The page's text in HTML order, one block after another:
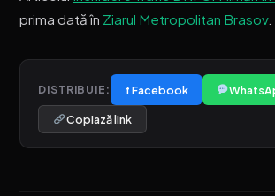
prima dată în Ziarul Metropolitan Brasov.
DISTRIBUIE: f Facebook
Copiază link